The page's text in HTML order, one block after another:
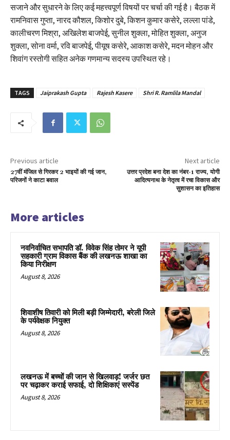
सजाने और सुधारने के लिए कई महत्त्वपूर्ण विषयों पर चर्चा की गई है। बैठक में
रामनिवास गुप्ता, नारद कौशल, किशोर दुबे, किशन कुमार कसेरे, लल्ला पांडे,
कालीचरण मिश्रा, अखिलेश बाजपेई, सुनील शुक्ला, मोहित शुक्ला, अनुज
शुक्ला, सोना वर्मा, रवि बाजपेई, पीयूष कसेरे, आकाश कसेरे, मदन मोहन और
शिवांग रस्तोगी सहित अनेक गणमान्य सदस्य उपस्थित रहे।
TAGS Jaiprakash Gupta Rajesh Kasere Shri R. Ramlila Mandal
Previous article
27वीं मंजिल से गिरकर 2 भाइयों की गई जान,
परिजनों ने काटा बवाल
Next article
उत्तर प्रदेश बना देश का नंबर-1 राज्य, योगी
आदित्यनाथ के नेतृत्व में रचा विकास और
सुशासन का इतिहास
More articles
नवनिर्वाचित सभापति डॉ. विवेक सिंह तोमर ने यूपी
सहकारी ग्राम विकास बैंक की लखनऊ शाखा का
किया निरीक्षण
August 8, 2026
शिवाशीष तिवारी को मिली बड़ी जिम्मेदारी, बरेली जिले
के पर्यवेक्षक नियुक्त
August 8, 2026
लखनऊ में बच्चों की जान से खिलवाड़! जर्जर छत
पर चढ़ाकर कराई सफाई, दो शिक्षिकाएं सस्पेंड
August 8, 2026